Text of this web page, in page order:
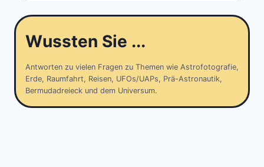
Wussten Sie ...
Antworten zu vielen Fragen zu Themen wie Astrofotografie,
Erde, Raumfahrt, Reisen, UFOs/UAPs, Prä-Astronautik,
Bermudadreieck und dem Universum.